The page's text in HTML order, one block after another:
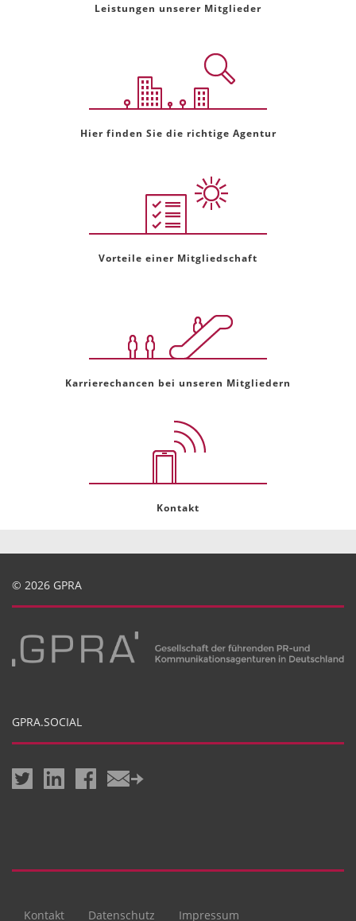
Leistungen unserer Mitglieder
Hier finden Sie die richtige Agentur
Vorteile einer Mitgliedschaft
Karrierechancen bei unseren Mitgliedern
Kontakt
© 2026 GPRA
GPRA.SOCIAL
Kontakt Datenschutz Impressum